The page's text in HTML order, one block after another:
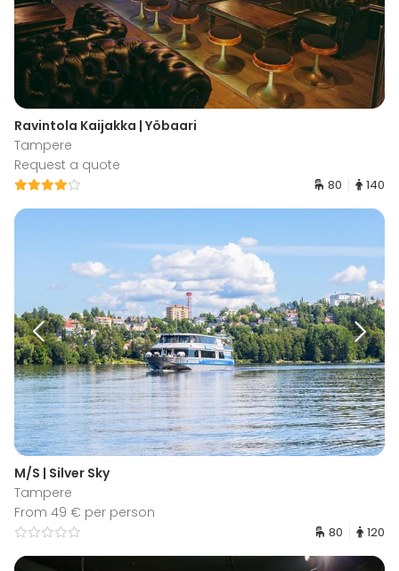
Ravintola Kaijakka | Yöbaari
Tampere
Request a quote
80 140
M/S | Silver Sky
Tampere
From 49 € per person
80 120